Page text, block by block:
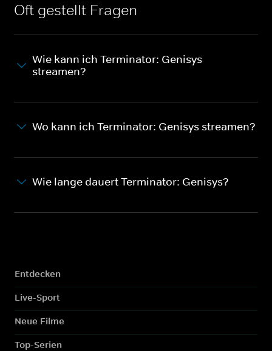
Oft gestellt Fragen
Wie kann ich Terminator: Genisys
streamen?
Wo kann ich Terminator: Genisys streamen?
Wie lange dauert Terminator: Genisys?
Entdecken
Live-Sport
Neue Filme
Top-Serien